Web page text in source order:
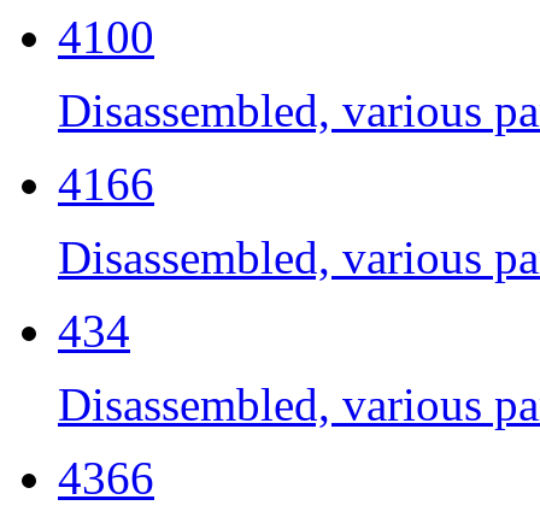
4100
Disassembled, various
4166
Disassembled, various
434
Disassembled, various
4366